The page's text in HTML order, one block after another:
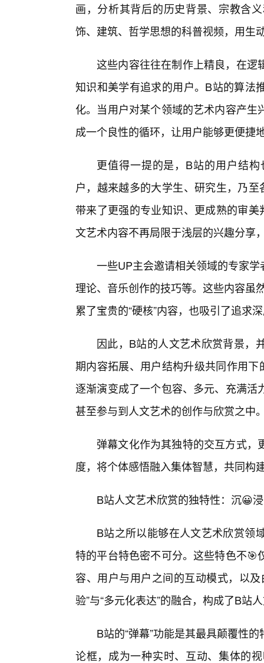
画，分析其背后的历史背景、宗教含
饰、建筑、哲学思想的科普视频，用生
这些内容往往在制作上精良，在逻
知识和美学有追求的用户。B站的算法
化。当用户对某个领域的艺术内容产
成一个良性的循环，让用户能够更便捷
更值得一提的是，B站的用户结
户，越来越多的大学生、研究生，乃
带来了更强的专业知识、更成熟的审
文艺术内容不再局限于浅层的兴趣分享
一些UP主会邀请相关领域的专家
理论、音乐创作的技巧等。这些内容虽
累了宝贵的“硬核”内容，也吸引了追求
因此，B站的人文艺术欣赏背景，
期内容拓展、用户结构升级共同作用
逐渐演变成了一个包容、多元、充满
甚至参与到人文艺术的创作与欣赏之中
弹幕文化作为其独特的交互方式
度，将个体感悟融入集体智慧，共同构
B站人文艺术欣赏的独特性：沉😀
B站之所以能够在人文艺术欣赏领
特的平台特色密不可分。这些特色不
容、用户与用户之间的互动模式，以
验”与“多元化表达”的融合，构成了B站
B站的“弹幕”功能是其最具颠覆性
论框，成为一种实时、互动、集体的